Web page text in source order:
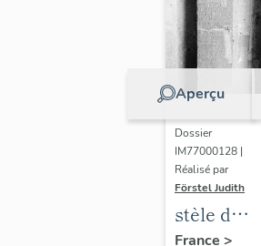
Aperçu
Dossier
IM77000128 |
Réalisé par
Förstel Judith
stèle de
Marguerite
France >